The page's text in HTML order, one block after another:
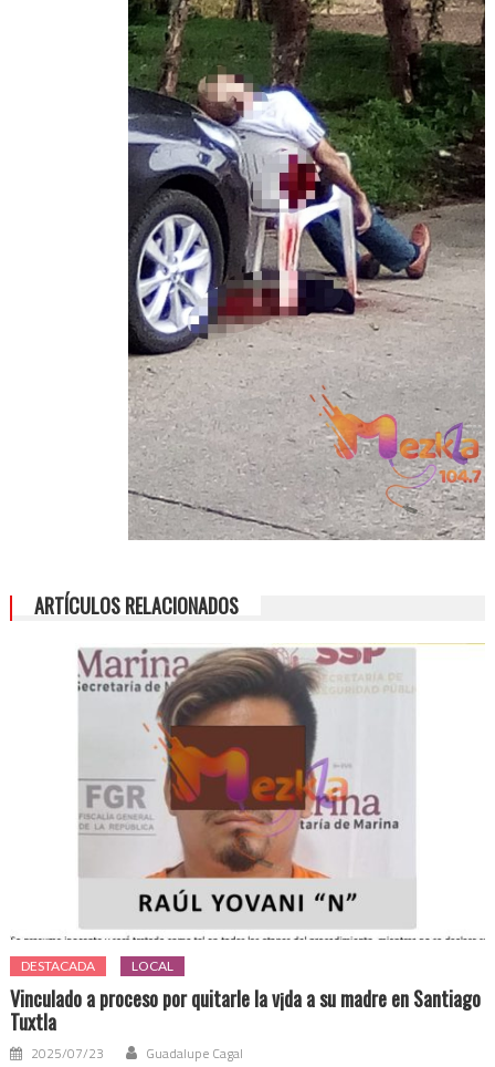
ARTÍCULOS RELACIONADOS
DESTACADA LOCAL
Vinculado a proceso por quitarle la v¡da a su madre en Santiago
Tuxtla
2025/07/23 Guadalupe Cagal